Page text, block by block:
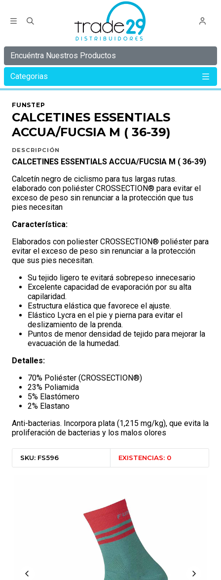
Encuéntra Nuestros Productos
Categorias
Inicio Calcetín CALCETINES ESSENTIALS ACCUA/FUCSIA M ( 36-39)
FUNSTEP
CALCETINES ESSENTIALS
ACCUA/FUCSIA M ( 36-39)
DESCRIPCIÓN
CALCETINES ESSENTIALS ACCUA/FUCSIA M ( 36-39)
Calcetín negro de ciclismo para tus largas rutas.
elaborado con poliéster CROSSECTION® para evitar el
exceso de peso sin renunciar a la protección que tus
pies necesitan
Característica:
Elaborados con poliester CROSSECTION® poliéster para
evitar el exceso de peso sin renunciar a la protección
que sus pies necesitan.
Su tejido ligero te evitará sobrepeso innecesario
Excelente capacidad de evaporación por su alta
capilaridad.
Estructura elástica que favorece el ajuste.
Elástico Lycra en el pie y pierna para evitar el
deslizamiento de la prenda.
Puntos de menor densidad de tejido para mejorar la
evacuación de la humedad.
Detalles:
70% Poliéster (CROSSECTION®)
23% Poliamida
5% Elastómero
2% Elastano
Anti-bacterias. Incorpora plata (1,215 mg/kg), que evita la
proliferación de bacterias y los malos olores
SKU: FS596 EXISTENCIAS: 0